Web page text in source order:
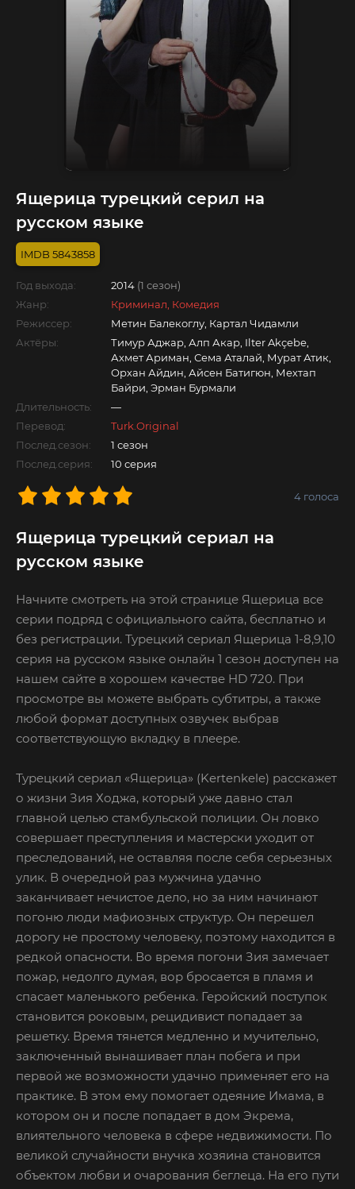
Ящерица турецкий серил на
русском языке
5843858
Год выхода: 2014 (1 сезон)
Жанр:
Криминал, Комедия
Режиссер:
Метин Балекоглу, Картал Чидамли
Актёры:
Тимур Аджар, Алп Акар, Ilter Akçebe,
Ахмет Ариман, Сема Аталай, Мурат Атик,
Орхан Айдин, Айсен Батигюн, Мехтап
Байри, Эрман Бурмали
Длительность:
—
Перевод:
Turk.Original
Послед.сезон:
1 сезон
Послед.серия:
10 серия
4 голоса
Ящерица турецкий сериал на
русском языке
Начните смотреть на этой странице Ящерица все
серии подряд с официального сайта, бесплатно и
без регистрации. Турецкий сериал Ящерица 1-8,9,10
серия на русском языке онлайн 1 сезон доступен на
нашем сайте в хорошем качестве HD 720. При
просмотре вы можете выбрать субтитры, а также
любой формат доступных озвучек выбрав
соответствующую вкладку в плеере.
Турецкий сериал «Ящерица» (Kertenkele) расскажет
о жизни Зия Ходжа, который уже давно стал
главной целью стамбульской полиции. Он ловко
совершает преступления и мастерски уходит от
преследований, не оставляя после себя серьезных
улик. В очередной раз мужчина удачно
заканчивает нечистое дело, но за ним начинают
погоню люди мафиозных структур. Он перешел
дорогу не простому человеку, поэтому находится в
редкой опасности. Во время погони Зия замечает
пожар, недолго думая, вор бросается в пламя и
спасает маленького ребенка. Геройский поступок
становится роковым, рецидивист попадает за
решетку. Время тянется медленно и мучительно,
заключенный вынашивает план побега и при
первой же возможности удачно применяет его на
практике. В этом ему помогает одеяние Имама, в
котором он и после попадает в дом Экрема,
влиятельного человека в сфере недвижимости. По
великой случайности внучка хозяина становится
объектом любви и очарования беглеца. На его пути